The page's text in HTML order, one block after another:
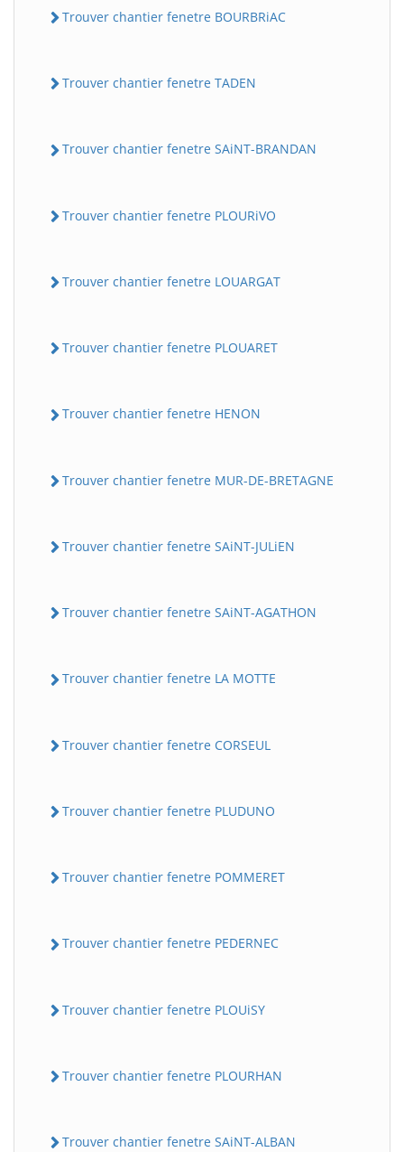
Trouver chantier fenetre BOURBRiAC
Trouver chantier fenetre TADEN
Trouver chantier fenetre SAiNT-BRANDAN
Trouver chantier fenetre PLOURiVO
Trouver chantier fenetre LOUARGAT
Trouver chantier fenetre PLOUARET
Trouver chantier fenetre HENON
Trouver chantier fenetre MUR-DE-BRETAGNE
Trouver chantier fenetre SAiNT-JULiEN
Trouver chantier fenetre SAiNT-AGATHON
Trouver chantier fenetre LA MOTTE
Trouver chantier fenetre CORSEUL
Trouver chantier fenetre PLUDUNO
Trouver chantier fenetre POMMERET
Trouver chantier fenetre PEDERNEC
Trouver chantier fenetre PLOUiSY
Trouver chantier fenetre PLOURHAN
Trouver chantier fenetre SAiNT-ALBAN